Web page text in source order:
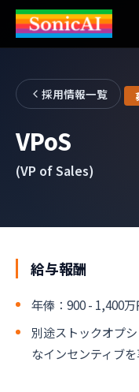
採用情報一覧
VPoS
(VP of Sales)
給与報酬
年俸：900 - 1,400
別途ストックオプ
なインセンティブを